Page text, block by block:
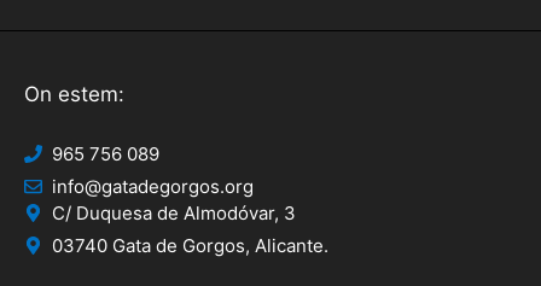
On estem:
965 756 089
info@gatadegorgos.org
C/ Duquesa de Almodóvar, 3
03740 Gata de Gorgos, Alicante.